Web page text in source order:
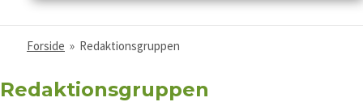
Forside » Redaktionsgruppen
Redaktionsgruppen